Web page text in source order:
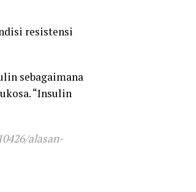
resistensi
sebagaimana
“Insulin
alasan-